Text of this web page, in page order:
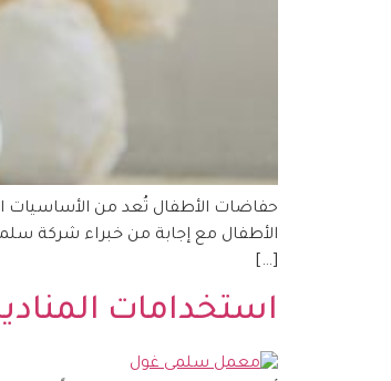
حفاضات الأطفال تُعد من الأساسيات
[…]
استخدامات